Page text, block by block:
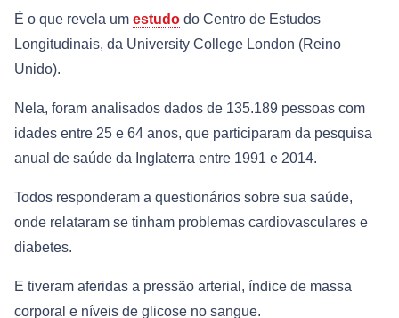
É o que revela um estudo do Centro de Estudos
Longitudinais, da University College London (Reino
Unido).
Nela, foram analisados dados de 135.189 pessoas com
idades entre 25 e 64 anos, que participaram da pesquisa
anual de saúde da Inglaterra entre 1991 e 2014.
Todos responderam a questionários sobre sua saúde,
onde relataram se tinham problemas cardiovasculares e
diabetes.
E tiveram aferidas a pressão arterial, índice de massa
corporal e níveis de glicose no sangue.